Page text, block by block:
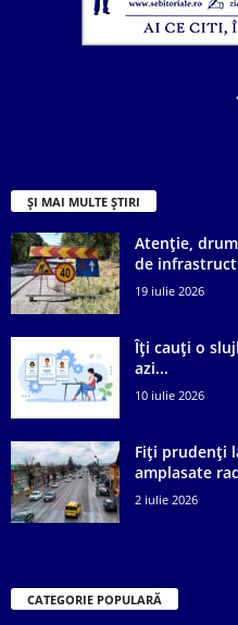
ȘI MAI MULTE ȘTIRI
Atenție,
de
19 iulie 2026
Îți cauți o
azi...
10 iulie 2026
Fiți prudenți
amplasate
2 iulie 2026
CATEGORIE POPULARĂ